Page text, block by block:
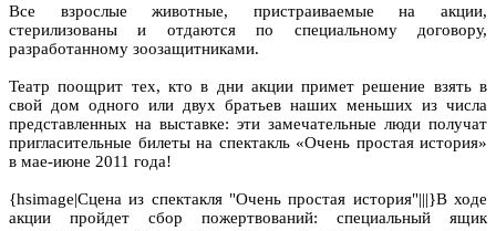
Все взрослые животные, пристраиваемые на акции,
стерилизованы и отдаются по специальному договору,
разработанному зоозащитниками.
Театр поощрит тех, кто в дни акции примет решение взять в
свой дом одного или двух братьев наших меньших из числа
представленных на выставке: эти замечательные люди получат
пригласительные билеты на спектакль «Очень простая история»
в мае-июне 2011 года!
{hsimage|Сцена из спектакля "Очень простая история"|||}В ходе
акции пройдет сбор пожертвований: специальный ящик